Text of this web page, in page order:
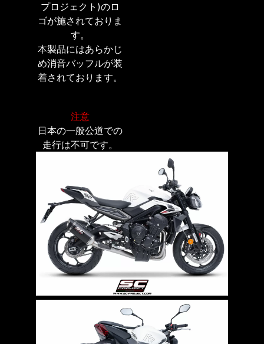
プロジェクト)のロ
ゴが施されておりま
す。
本製品にはあらかじ
め消音バッフルが装
着されております。
注意
日本の一般公道での
走行は不可です。